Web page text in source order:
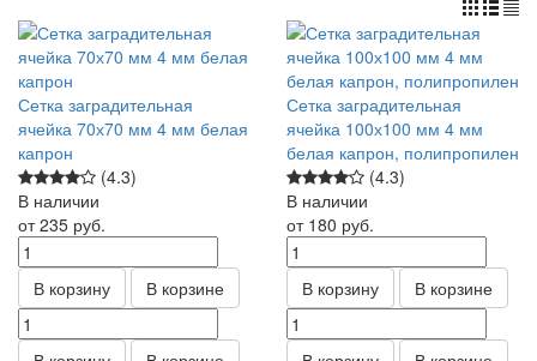
Сетка заградительная
ячейка 70х70 мм 4 мм белая
капрон
(4.3)
В наличии
от 235 руб.
В корзину В корзине
Сетка заградительная
ячейка 100х100 мм 4 мм
белая капрон, полипропилен
(4.3)
В наличии
от 180 руб.
В корзину В корзине